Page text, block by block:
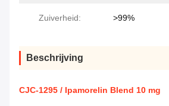
Zuiverheid: >99%
Beschrijving
CJC-1295 / Ipamorelin Blend 10 mg